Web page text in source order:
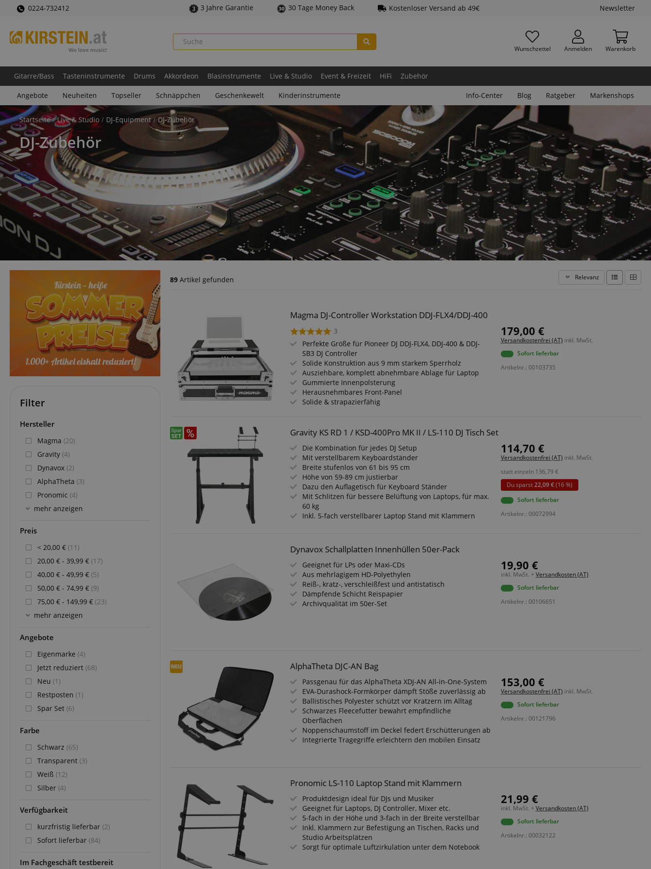
0224-732412 3 Jahre Garantie 30 Tage Money Back Kostenloser Versand ab 49€ Newsletter
Wunschzettel Anmelden Warenkorb
Gitarre/Bass Tasteninstrumente Drums Akkordeon Blasinstrumente Live & Studio Event & Freizeit HiFi Zubehör
Angebote Neuheiten Topseller Schnäppchen Geschenkewelt Kinderinstrumente Info-Center Blog Ratgeber Markenshops
Startseite Live & Studio DJ-Equipment DJ-Zubehör
DJ-Zubehör
89 Artikel gefunden Relevanz
Magma DJ-Controller Workstation DDJ-FLX4/DDJ-400
3
Perfekte Größe für Pioneer DJ DDJ-FLX4, DDJ-400 & DDJ-
SB3 DJ Controller
Solide Konstruktion aus 9 mm starkem Sperrholz
Ausziehbare, komplett abnehmbare Ablage für Laptop
Gummierte Innenpolsterung
Herausnehmbares Front-Panel
Solide & strapazierfähig
179,00 €
Versandkostenfrei (AT) inkl. MwSt.
Sofort lieferbar
Artikelnr.: 00103735
Gravity KS RD 1 / KSD-400Pro MK II / LS-110 DJ Tisch Set
Die Kombination für jedes DJ Setup
Mit verstellbarem Keyboardständer
Breite stufenlos von 61 bis 95 cm
Höhe von 59-89 cm justierbar
Dazu den Auflagetisch für Keyboard Ständer
Mit Schlitzen für bessere Belüftung von Laptops, für max.
60 kg
Inkl. 5-fach verstellbarer Laptop Stand mit Klammern
114,70 €
Versandkostenfrei (AT) inkl. MwSt.
statt einzeln 136,79 €
Du sparst22,09 €(16 %)
Sofort lieferbar
Artikelnr.: 00072994
Dynavox Schallplatten Innenhüllen 50er-Pack
Geeignet für LPs oder Maxi-CDs
Aus mehrlagigem HD-Polyethylen
Reiß-, kratz-, verschleißfest und antistatisch
Dämpfende Schicht Reispapier
Archivqualität im 50er-Set
19,90 €
inkl. MwSt. + Versandkosten (AT)
Sofort lieferbar
Artikelnr.: 00106651
AlphaTheta DJC-AN Bag
Passgenau für das AlphaTheta XDJ-AN All-in-One-System
EVA-Durashock-Formkörper dämpft Stöße zuverlässig ab
Ballistisches Polyester schützt vor Kratzern im Alltag
Schwarzes Fleecefutter bewahrt empfindliche
Oberflächen
Noppenschaumstoff im Deckel federt Erschütterungen ab
Integrierte Tragegriffe erleichtern den mobilen Einsatz
153,00 €
Versandkostenfrei (AT) inkl. MwSt.
Sofort lieferbar
Artikelnr.: 00121796
Pronomic LS-110 Laptop Stand mit Klammern
Produktdesign ideal für DJs und Musiker
Geeignet für Laptops, DJ Controller, Mixer etc.
5-fach in der Höhe und 3-fach in der Breite verstellbar
Inkl. Klammern zur Befestigung an Tischen, Racks und
Studio Arbeitsplätzen
Sorgt für optimale Luftzirkulation unter dem Notebook
21,99 €
inkl. MwSt. + Versandkosten (AT)
Sofort lieferbar
Artikelnr.: 00032122
Filter
Hersteller
Magma (20)
Gravity (4)
Dynavox (2)
AlphaTheta (3)
Pronomic (4)
mehr anzeigen
Preis
< 20,00 € (11)
20,00 € - 39,99 € (17)
40,00 € - 49,99 € (5)
50,00 € - 74,99 € (9)
75,00 € - 149,99 € (23)
mehr anzeigen
Angebote
Eigenmarke (4)
Jetzt reduziert (68)
Neu (1)
Restposten (1)
Spar Set (6)
Farbe
Schwarz (65)
Transparent (3)
Weiß (12)
Silber (4)
Verfügbarkeit
kurzfristig lieferbar (2)
Sofort lieferbar (84)
Im Fachgeschäft testbereit